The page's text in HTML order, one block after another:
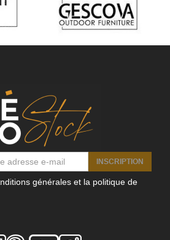
INSCRIPTION
générales et la politique de